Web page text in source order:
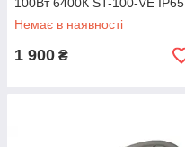
Немає в наявності
1 900 ₴